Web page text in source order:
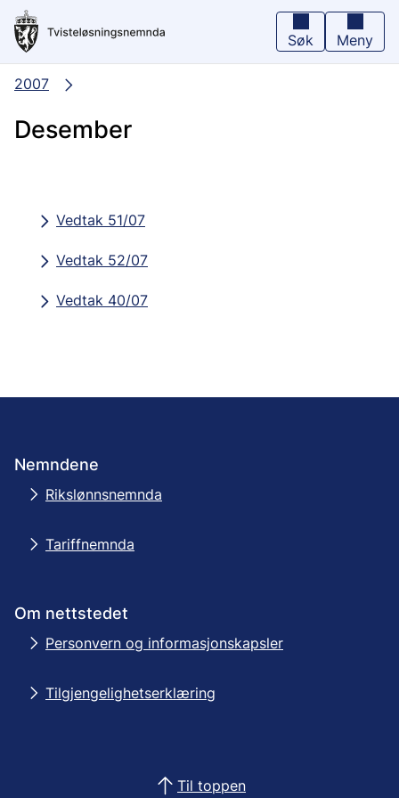
Hopp
hovedinnhold
Søk Meny
2007
Desember
Vedtak 51/07
Vedtak 52/07
Vedtak 40/07
Nemndene
Rikslønnsnemnda
Tariffnemnda
Om nettstedet
Personvern og informasjonskapsler
Tilgjengelighetserklæring
Til toppen